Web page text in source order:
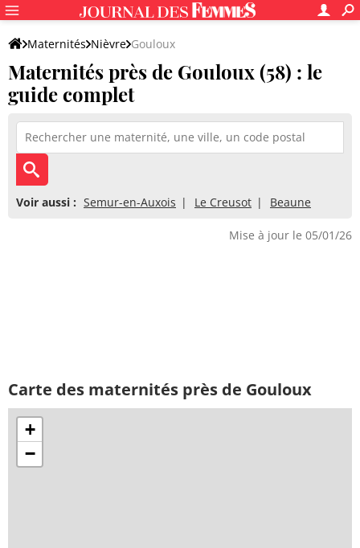
Maternités Nièvre Gouloux
Maternités près de Gouloux (58) : le
guide complet
Voir aussi : Semur-en-Auxois Le Creusot Beaune
Mise à jour le 05/01/26
Carte des maternités près de Gouloux
+
−